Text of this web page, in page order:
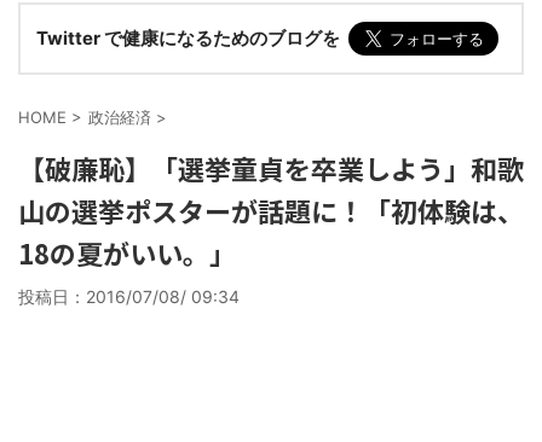
Twitter で健康になるためのブログを
HOME > 政治経済 >
【破廉恥】「選挙童貞を卒業しよう」和歌
山の選挙ポスターが話題に！「初体験は、
18の夏がいい。」
投稿日： 2016/07/08/ 09:34